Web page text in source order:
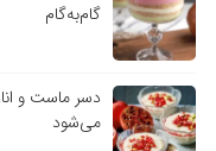
گام‌به‌گام
می‌شود